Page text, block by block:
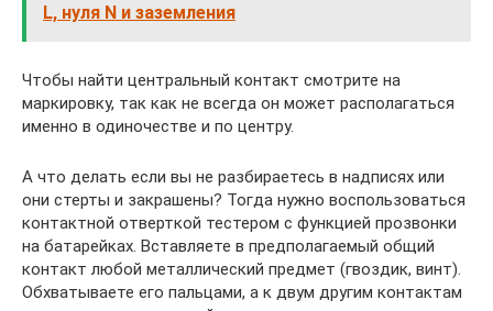
L, нуля N и заземления
Чтобы найти центральный контакт смотрите на
маркировку, так как не всегда он может располагаться
именно в одиночестве и по центру.
А что делать если вы не разбираетесь в надписях или
они стерты и закрашены? Тогда нужно воспользоваться
контактной отверткой тестером с функцией прозвонки
на батарейках. Вставляете в предполагаемый общий
контакт любой металлический предмет (гвоздик, винт).
Обхватываете его пальцами, а к двум другим контактам